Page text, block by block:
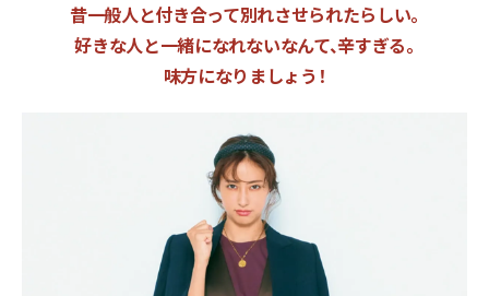
昔一般人と付き合って別れさせられたらしい。
好きな人と一緒になれないなんて、辛すぎる。
味方になりましょう！